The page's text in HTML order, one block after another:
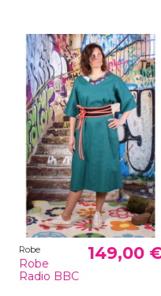
Robe
Robe
Radio BBC
149,00